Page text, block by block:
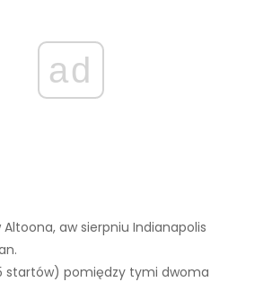
ad
Altoona, aw sierpniu Indianapolis
startów) pomiędzy tymi dwoma